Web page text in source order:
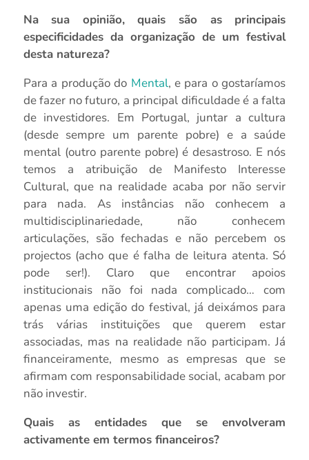
Na sua opinião, quais são as principais
especificidades da organização de um festival
desta natureza?
Para a produção do Mental, e para o gostaríamos
de fazer no futuro, a principal dificuldade é a falta
de investidores. Em Portugal, juntar a cultura
(desde sempre um parente pobre) e a saúde
mental (outro parente pobre) é desastroso. E nós
temos a atribuição de Manifesto Interesse
Cultural, que na realidade acaba por não servir
para nada. As instâncias não conhecem a
multidisciplinariedade, não conhecem
articulações, são fechadas e não percebem os
projectos (acho que é falha de leitura atenta. Só
pode ser!). Claro que encontrar apoios
institucionais não foi nada complicado… com
apenas uma edição do festival, já deixámos para
trás várias instituições que querem estar
associadas, mas na realidade não participam. Já
financeiramente, mesmo as empresas que se
afirmam com responsabilidade social, acabam por
não investir.
Quais as entidades que se envolveram
activamente em termos financeiros?